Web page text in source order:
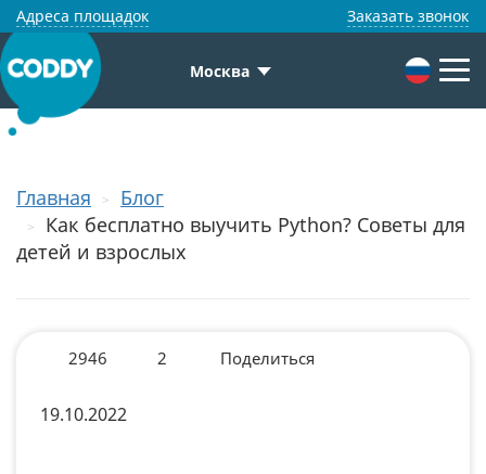
Адреса площадок Заказать звонок
Москва
Главная
Блог
Как бесплатно выучить Python? Советы для
детей и взрослых
2946 2 Поделиться
19.10.2022